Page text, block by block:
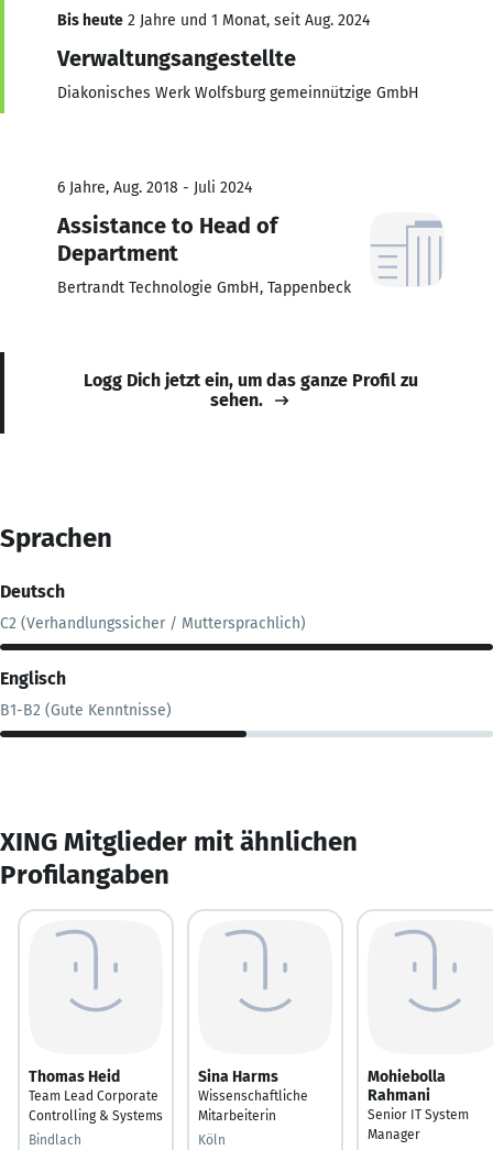
Bis heute 2 Jahre und 1 Monat, seit Aug. 2024
Verwaltungsangestellte
Diakonisches Werk Wolfsburg gemeinnützige GmbH
6 Jahre, Aug. 2018 - Juli 2024
Assistance to Head of
Department
Bertrandt Technologie GmbH, Tappenbeck
Logg Dich jetzt ein, um das ganze Profil zu
sehen.
Sprachen
Deutsch
C2 (Verhandlungssicher / Muttersprachlich)
Englisch
B1-B2 (Gute Kenntnisse)
XING Mitglieder mit ähnlichen
Profilangaben
Thomas Heid
Team Lead Corporate
Controlling & Systems
Bindlach
Sina Harms
Wissenschaftliche
Mitarbeiterin
Köln
Mohiebolla
Rahmani
Senior IT System
Manager